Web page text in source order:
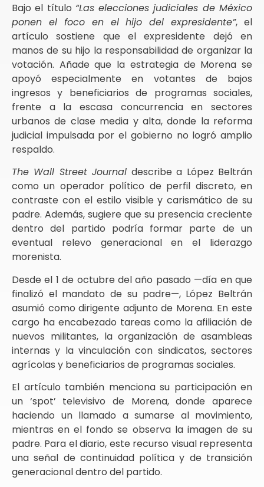
Bajo el título “Las elecciones judiciales de México
ponen el foco en el hijo del expresidente”, el
artículo sostiene que el expresidente dejó en
manos de su hijo la responsabilidad de organizar la
votación. Añade que la estrategia de Morena se
apoyó especialmente en votantes de bajos
ingresos y beneficiarios de programas sociales,
frente a la escasa concurrencia en sectores
urbanos de clase media y alta, donde la reforma
judicial impulsada por el gobierno no logró amplio
respaldo.
The Wall Street Journal describe a López Beltrán
como un operador político de perfil discreto, en
contraste con el estilo visible y carismático de su
padre. Además, sugiere que su presencia creciente
dentro del partido podría formar parte de un
eventual relevo generacional en el liderazgo
morenista.
Desde el 1 de octubre del año pasado —día en que
finalizó el mandato de su padre—, López Beltrán
asumió como dirigente adjunto de Morena. En este
cargo ha encabezado tareas como la afiliación de
nuevos militantes, la organización de asambleas
internas y la vinculación con sindicatos, sectores
agrícolas y beneficiarios de programas sociales.
El artículo también menciona su participación en
un ‘spot’ televisivo de Morena, donde aparece
haciendo un llamado a sumarse al movimiento,
mientras en el fondo se observa la imagen de su
padre. Para el diario, este recurso visual representa
una señal de continuidad política y de transición
generacional dentro del partido.